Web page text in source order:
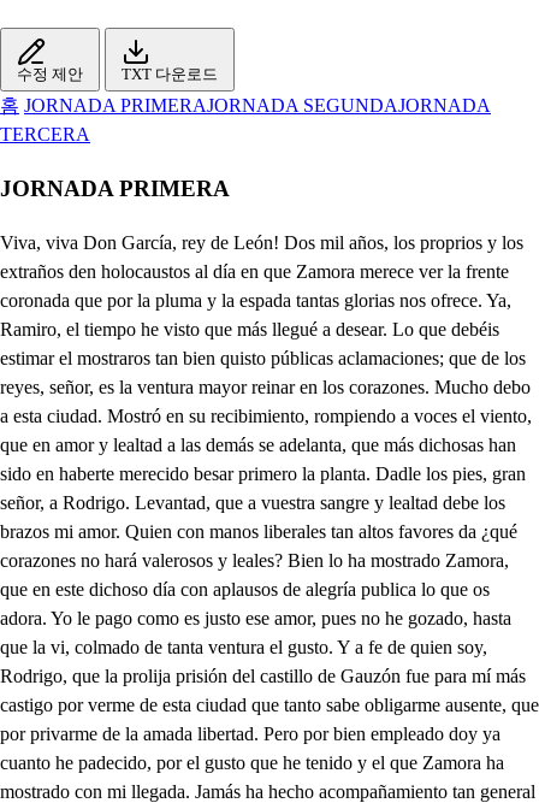
수정 제안 TXT 다운로드
홈 JORNADA PRIMERAJORNADA SEGUNDAJORNADA
TERCERA
JORNADA PRIMERA
Viva, viva Don García, rey de León! Dos mil años, los proprios y los extraños den holocaustos al día en que Zamora merece ver la frente coronada que por la pluma y la espada tantas glorias nos ofrece. Ya, Ramiro, el tiempo he visto que más llegué a desear. Lo que debéis estimar el mostraros tan bien quisto públicas aclamaciones; que de los reyes, señor, es la ventura mayor reinar en los corazones. Mucho debo a esta ciudad. Mostró en su recibimiento, rompiendo a voces el viento, que en amor y lealtad a las demás se adelanta, que más dichosas han sido en haberte merecido besar primero la planta. Dadle los pies, gran señor, a Rodrigo. Levantad, que a vuestra sangre y lealtad debe los brazos mi amor. Quien con manos liberales tan altos favores da ¿qué corazones no hará valerosos y leales? Bien lo ha mostrado Zamora, que en este dichoso día con aplausos de alegría publica lo que os adora. Yo le pago como es justo ese amor, pues no he gozado, hasta que la vi, colmado de tanta ventura el gusto. Y a fe de quien soy, Rodrigo, que la prolija prisión del castillo de Gauzón fue para mí más castigo por verme de esta ciudad que tanto sabe obligarme ausente, que por privarme de la amada libertad. Pero por bien empleado doy ya cuanto he padecido, por el gusto que he tenido y el que Zamora ha mostrado con mi llegada. Jamás ha hecho acompañamiento tan general el contento. Don Domingo de Don Blas ha sido quien solamente no acompañó la ciudad. Huye su comodidad los concursos de la gente, que es al cuerpo fastidiosa la apretura, y el ruido lo es también para el oído. ¿Vive Costanza, su esposa? Sí, señor, y de un preñado espera ya sucesión. ¿Y no mudó condición con la mudanza de estado? No, señor, antes atiende hoy a la comodidad con mayor curiosidad, porque desquitar pretende los disgustos de casado. O le murmuren o alaben, a él le juzgan los que saben por hombre desengañado. Él sigue la condición del tiempo, y en el ocioso sus bienes logra dichoso, pero cuando la ocasión le obliga, ni en la prudencia ni en el valor tiene igual, que yo mismo, por mi mal, he tocado la experiencia. mas ahora pienso hacer . que por mi bien haya sido, que de él, pues le he conocido su lealtad, me he de valer. Su noble sangre le abona, su cordura y su valor, y, en importando al honor, a la vida no perdona. Pues ¿quién para mi privado más partes puede tener, o quién mejor puede ser atlante de mi cuidado? A don Domingo llamad, Ramiro, de parte mía. Voy, señor. Hoy es el día . que de su comodidad, según la fortuna ordena, el triste fin ha llegado, que del enojo pasado le quiere el rey dar la pena. Pruebe las calamidades, sepa a qué sabe el pesar; que me cansa verle amar tanto las comodidades. Dime, Rodrigo... ¿Señor? ¿Cómo está y cómo ha llevado de don Juan, su esposo amado, la muerte doña Leonor, la hija de don Ramiro? Don Domingo la hospedó desde el punto que enviudó, con privación de suspiro y de luto por don Juan. No sé lo que le ha movido; sé que la adorna vestido alegre y traje galán. ¿Qué dices? ¿si se ha casado segunda vez? si tuviera esposo, señor, no fuera cordura haberlo ocultado, causando murmuración con las galas. Bien sospecho que tendrá de haberlo hecho justa y precisa ocasión, pues que se lo ha consentido don Domingo de Don Blas, de quien informado estás que es honrado y entendido. Y él, pues le aguardas, señor, los motivos te dirá que yo ignoro. Bien está. mas dime, dime: Leonor ¿está después que enviudó tan perfetamente hermosa como al tiempo que de esposa la mano a don Juan le dio? Cuanto el retórico labio dice a la mujer más bella por lisonja, para ella será conocido agravio. ¿Tiene muchos pretendientes? Dineros y calidad, edad poca y gran beldad ¿qué corazones valientes, si mirarla han merecido, no rendirán? Dices bien. mas entretanto ¿quién, quién es della favorecido? ¿Hay alguno cuyo amor blasone de que es pagado? O el dichoso es recatado o no es piadosa Leonor, porque hasta ahora la fama, si trata de sus amantes, a todos llama constantes y a nadie dichoso llama. Triste yo, que soy testigo . de su rigor. No parece que en ella se compadece ser tan esquiva, Rodrigo, con los indicios que ha dado de liviana en cumplir mal con el traje funeral, a que la obliga su estado. Yo sospecho que hay en ello algún misterio. Y alguno . teme el cuidado importuno con que el rey se informa de ello, y averiguar me conviene si es intención amorosa. Señor, no es difícil cosa saber cuál de los que tiene es el amante querido; y yo me ofrezco a saberlo y a decirlo, si de ello te has de dar por tan servido como el gusto lo ha mostrado con que informándote estás, que en ello sospechas das de algún oculto cuidado. Hablando está mi señor con el rey. Quiero aguardar. si en un rey es culpa amar, darlo a entender es error. mas el ciego dios, Rodrigo, desconoce la razón, y es alivio en la pasión comunicarla a un amigo. Este nombre me mereces, y, así, no te he de negar lo que te han de confesar mis suspiros tantas veces. La noche que la beldad de Leonor ver merecí la vez primera, perdí dos veces la libertad. El rey, mi padre, prendió el cuerpo, y Leonor hermosa el alma, si venturosa, porque su belleza vio, infeliz también en verla, pues en la misma ocasión en que nació la afición murió la esperanza della. Sólo sirvió la ventura de ver allí tanta gloria de que hiciese su memoria mi larga prisión más dura. Pero, si bien la crueldad de la prisión agrandó, al mismo paso aumentó el gusto a la libertad, pues a la gloria mayor del trono, en que ya me veo, prefiero el menor deseo de los ojos de Leonor. Presa ha sido, detenida, esta amorosa pasión en dos años de prisión, largo infierno en corta vida. Ardiente volcán ha sido en mi pecho este cuidado del deseo concitado y del silencio oprimido. Y tanto con más violencia rompen las llaves el pecho, cuanto a exaltarlas ha hecho la prisión más resistencia. Y, así, tú, de quien confío, por noble, amigo y leal, pues te comunico el mal, que padece el pecho mío, Mercurio has de ser fiel. Mensajero de mi amor, da remedio a mi dolor, dando a Leonor parte de él. Y darás, conforme a ley, la vida, noble Rodrigo, o por amigo, a tu amigo, o por vasallo, a tu rey. Leyes son, señor, precisas esas dos obligaciones, y son preceptos que pones los favores con que avisas. Yo te confieso que siento de la reina, mi señora, que como debe te adora, el forzoso sentimiento que ha de tener con razón de lo que en su agravio piensas, que no te merece ofensas su hermosura y afición. Mas, viendo que ni de intento has de mudar, ni faltar quien se ofrezca a ejecutar tu resuelto pensamiento, quiero servirte, señor, pues nadie para este efecto ha de tener más secreto, más lealtad o más amor. Por esas razones fío de ti, Rodrigo, mi pecho. Estar puedes satisfecho de las verdades del mío. Señor... Beltrán, ¿qué hay de nuevo? No sé si yerro en decirlo, que aunque me he atrevido a oírlo, a creerlo no me atrevo. Pues al tiempo que entendí que pidieras a Leonor al rey, he visto, señor, que él te la ha pedido a ti. Luego, ¿nos has escuchado? Bastantes señas te doy. Pues, Beltrán... Ya sé que estoy por tu peligro obligado al secreto, porque el rey no entienda que tú me diste parte de él, y le rompiste de fidelidad la ley. Pero bien pienso que estás de mí, señor, confiado, y sabes que de criado el nombre tengo, no más, y las costumbres, de amigo. Es verdad, que la experiencia de tu valor y prudencia te da ese lugar conmigo. Don Juan, mi señor, que el cielo tenga, en su vida pensó cosa que ignorase yo, ni formó jamás recelo de mi secreto y lealtad. Lo mismo hallarás en mí. Eso supuesto, me dí ¿cómo si amas la beldad de Leonor tan abrasado, tan fácilmente, señor, de tercero de otro amor el oficio has acetado? Por eso. ¿Por eso? Sí. Misterios son que no entiendo. Supuesto que la pretendo para esposa, Beltrán, dí, no queriendo yo perder esperanza tan dichosa, ¿no es cautela provechosa ser yo el tercero, y saber si muestra villano pecho, o si resiste constante Leonor bella al rey amante, para poder, satisfecho de la verdad, resolver o ser su esposo o no serlo? Que excusándome de hacerlo me determino a perder de conocido a Leonor, pues, si en esto se valiera de otro el rey, yo no tuviera la evidencia de su honor que pide caso tan grave. Y en cosas de honor advierto que, aunque se dude lo cierto, cuando la duda se sabe, la han de evitar los que son honrados, porque la afrenta consentirá quien consienta la duda de la opinión. Así lo entiendo, señor. mas yo con razón creía que contigo bastaría saber del rey el amor para mudar pensamiento, porque de un rey viene a ser lo mismo, a mi parecer, la ejecución que el intento para dañar la opinión, pues ninguno, a lo que creo, en sabiendo su deseo, dudará la ejecución. Eso también me obligó, Beltrán, a ser su tercero, porque así excusar espero que ninguno, sino yo, tenga de su amor noticia. si tú del murmurador con ese medio, señor, aseguras la malicia, estar puedes satisfecho de Leonor, que es tan honesta que no hay roca al mar opuesta más constante que su pecho. ¿Que esta noche hay tanta fiesta en Palacio? La ciudad extremos de su lealtad en sus gestos manifiesta. Y porque de prevenciones dilatadas necesita, trajes y danzas imita de diferentes naciones esta noche, que su fe no quiere que pase día en que de tanta alegría algún indicio no dé. Ay, prima Leonor, quién fuera a ver tanto regocijo! Pues, ¿de qué te sirve un hijo que de tu preñado espera don Domingo, si el enfado que te amenaza al parir no desquitas en cumplir los antojos del preñado? ¿Y venceré sus rigores con decir que se me antoja? si te resiste y se enoja, finge al momento dolores, que es torcedor inhumano perder un hijo. Leonor, él sale. Sólo el calor hace insufrible el verano. Es verdad. mas la opinión común, por el desenfado con que se vive, le ha dado, aun con esa condición, mejor lugar que al invierno. ¿Desenfado puede haber en un tiempo que en arder semeja tanto al infierno? A los mendigo